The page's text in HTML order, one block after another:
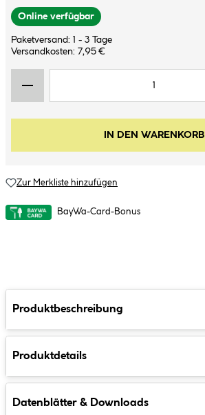
Online verfügbar
Paketversand: 1 - 3 Tage
Versandkosten: 7,95 €
IN DEN WARENKORB
Zur Merkliste hinzufügen
BayWa-Card-Bonus
Produktbeschreibung
Produktdetails
Datenblätter & Downloads